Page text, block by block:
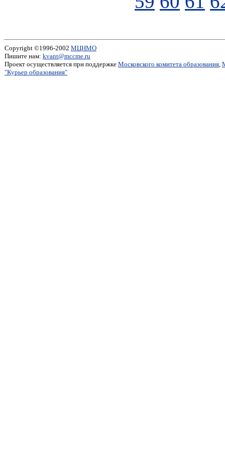
Copyright ©1996-2002 МЦНМО
Пишите нам: kvant@mccme.ru
Проект осуществляется при поддержке Московского комитета образования,
"Курьер образования"